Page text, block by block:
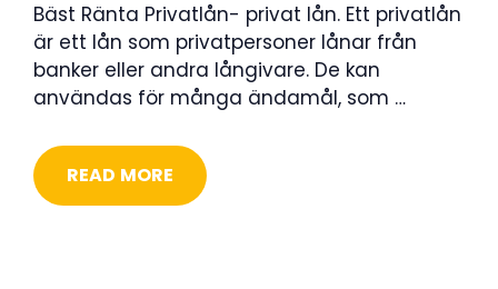
Bäst Ränta Privatlån- privat lån. Ett privatlån
är ett lån som privatpersoner lånar från
banker eller andra långivare. De kan
användas för många ändamål, som …
READ MORE